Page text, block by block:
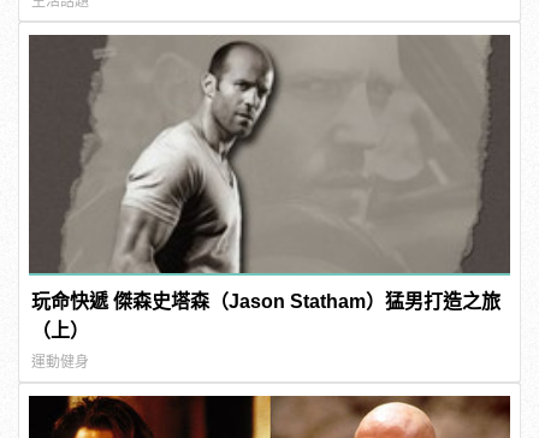
玩命快遞 傑森史塔森（Jason Statham）猛男打造之旅
（上）
運動健身